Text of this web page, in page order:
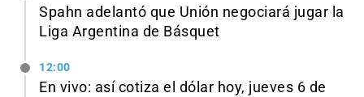
Spahn adelantó que Unión negociará jugar la
Liga Argentina de Básquet
12:00
En vivo: así cotiza el dólar hoy, jueves 6 de